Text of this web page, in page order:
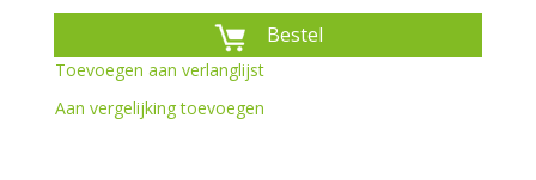
Bestel
Toevoegen aan verlanglijst
Aan vergelijking toevoegen